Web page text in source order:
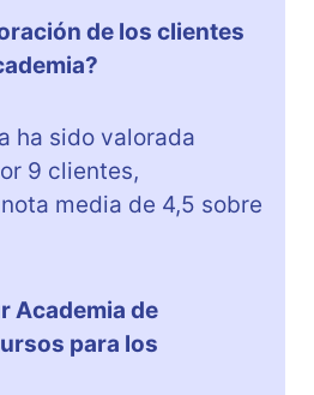
de los clientes
ha sido valorada
9 clientes,
media de 4,5 sobre
Academia de
para los